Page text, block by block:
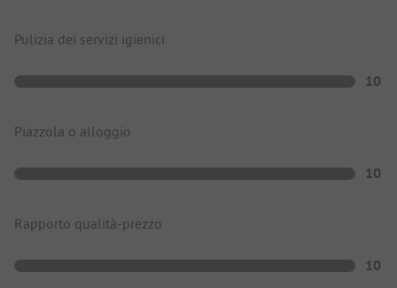
Pulizia dei servizi igienici
10
Piazzola o alloggio
10
Rapporto qualità-prezzo
10